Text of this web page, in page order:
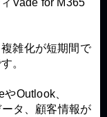
雑化が短期間で
。
Outlook、
タ、顧客情報が